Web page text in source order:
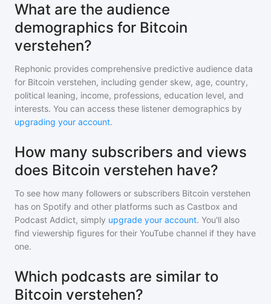
What are the audience
demographics for Bitcoin
verstehen?
Rephonic provides comprehensive predictive audience data
for Bitcoin verstehen, including gender skew, age, country,
political leaning, income, professions, education level, and
interests. You can access these listener demographics by
upgrading your account.
How many subscribers and views
does Bitcoin verstehen have?
To see how many followers or subscribers Bitcoin verstehen
has on Spotify and other platforms such as Castbox and
Podcast Addict, simply upgrade your account. You'll also
find viewership figures for their YouTube channel if they have
one.
Which podcasts are similar to
Bitcoin verstehen?